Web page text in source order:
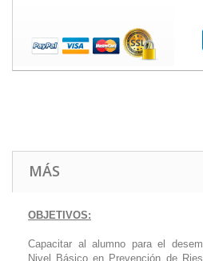
MÁS
OBJETIVOS:
Capacitar al alumno para el
Nivel Básico en Prevención de